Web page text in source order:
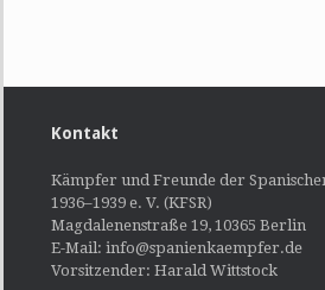
Kontakt
Kämpfer und Freunde der
1936–1939 e. V. (KFSR)
Magdalenenstraße 19, 10365 Berlin
E-Mail: info@spanienkaempfer.de
Vorsitzender: Harald Wittstock